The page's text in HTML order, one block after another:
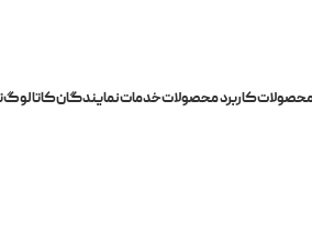
کاربرد محصولاتخدماتنمایندگانکاتالوگ